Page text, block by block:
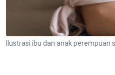
Ilustrasi ibu dan anak